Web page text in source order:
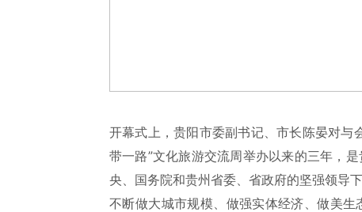
开幕式上，贵阳市委副书记、市长陈晏对与
带一路”文化旅游交流周举办以来的三年，
央、国务院和贵州省委、省政府的坚强领导
不断做大城市规模、做强实体经济、做美